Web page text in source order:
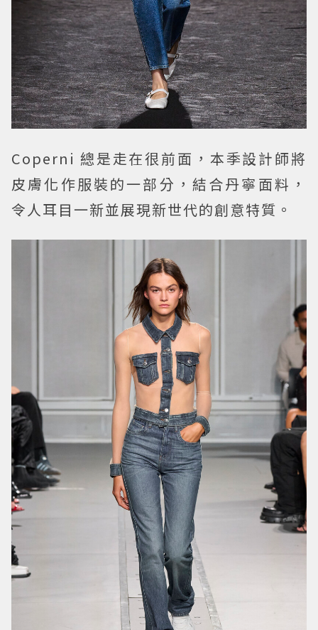
Coperni 總是走在很前面，本季設計師將
皮膚化作服裝的一部分，結合丹寧面料，
令人耳目一新並展現新世代的創意特質。